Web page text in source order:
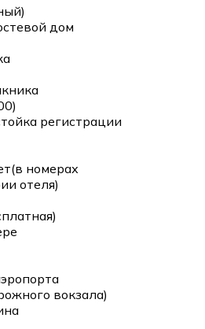
дом
регистрации
номерах
отеля)
вокзала)